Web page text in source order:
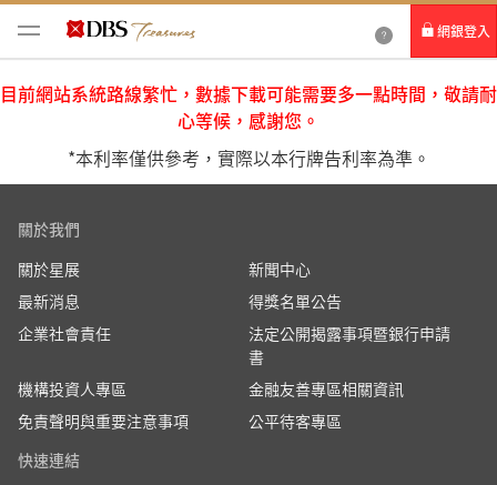
網銀登入
個人網路銀行
企業網路銀行
目前網站系統路線繁忙，數據下載可能需要多一點時間，敬請耐
心等候，感謝您。
*本利率僅供參考，實際以本行牌告利率為準。
關於我們
關於星展
新聞中心
最新消息
得獎名單公告
企業社會責任
法定公開揭露事項暨銀行申請
書
機構投資人專區
金融友善專區相關資訊
免責聲明與重要注意事項
公平待客專區
快速連結